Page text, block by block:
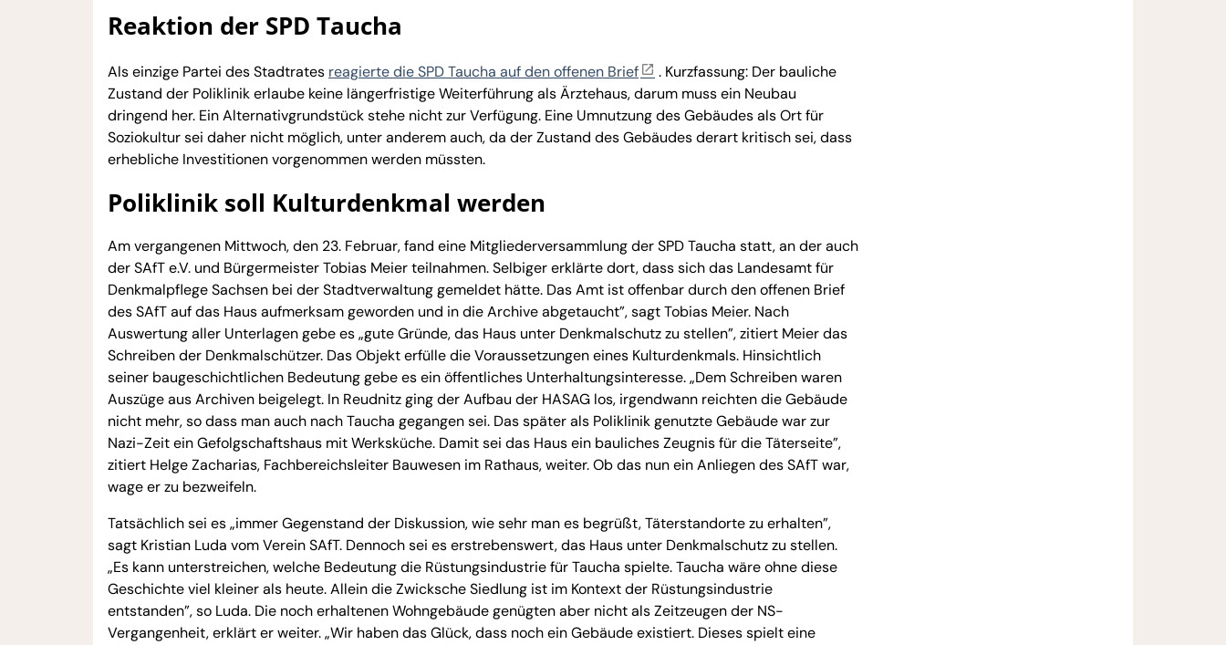
Reaktion der SPD Taucha
Als einzige Partei des Stadtrates reagierte die SPD Taucha auf den offenen Brief
. Kurzfassung: Der bauliche
Zustand der Poliklinik erlaube keine längerfristige Weiterführung als Ärztehaus, darum muss ein Neubau
dringend her. Ein Alternativgrundstück stehe nicht zur Verfügung. Eine Umnutzung des Gebäudes als Ort für
Soziokultur sei daher nicht möglich, unter anderem auch, da der Zustand des Gebäudes derart kritisch sei, dass
erhebliche Investitionen vorgenommen werden müssten.
Poliklinik soll Kulturdenkmal werden
Am vergangenen Mittwoch, den 23. Februar, fand eine Mitgliederversammlung der SPD Taucha statt, an der auch
der SAfT e.V. und Bürgermeister Tobias Meier teilnahmen. Selbiger erklärte dort, dass sich das Landesamt für
Denkmalpflege Sachsen bei der Stadtverwaltung gemeldet hätte. Das Amt ist offenbar durch den offenen Brief
des SAfT auf das Haus aufmerksam geworden und in die Archive abgetaucht”, sagt Tobias Meier. Nach
Auswertung aller Unterlagen gebe es „gute Gründe, das Haus unter Denkmalschutz zu stellen”, zitiert Meier das
Schreiben der Denkmalschützer. Das Objekt erfülle die Voraussetzungen eines Kulturdenkmals. Hinsichtlich
seiner baugeschichtlichen Bedeutung gebe es ein öffentliches Unterhaltungsinteresse. „Dem Schreiben waren
Auszüge aus Archiven beigelegt. In Reudnitz ging der Aufbau der HASAG los, irgendwann reichten die Gebäude
nicht mehr, so dass man auch nach Taucha gegangen sei. Das später als Poliklinik genutzte Gebäude war zur
Nazi-Zeit ein Gefolgschaftshaus mit Werksküche. Damit sei das Haus ein bauliches Zeugnis für die Täterseite”,
zitiert Helge Zacharias, Fachbereichsleiter Bauwesen im Rathaus, weiter. Ob das nun ein Anliegen des SAfT war,
wage er zu bezweifeln.
Tatsächlich sei es „immer Gegenstand der Diskussion, wie sehr man es begrüßt, Täterstandorte zu erhalten”,
sagt Kristian Luda vom Verein SAfT. Dennoch sei es erstrebenswert, das Haus unter Denkmalschutz zu stellen.
„Es kann unterstreichen, welche Bedeutung die Rüstungsindustrie für Taucha spielte. Taucha wäre ohne diese
Geschichte viel kleiner als heute. Allein die Zwicksche Siedlung ist im Kontext der Rüstungsindustrie
entstanden”, so Luda. Die noch erhaltenen Wohngebäude genügten aber nicht als Zeitzeugen der NS-
Vergangenheit, erklärt er weiter. „Wir haben das Glück, dass noch ein Gebäude existiert. Dieses spielt eine